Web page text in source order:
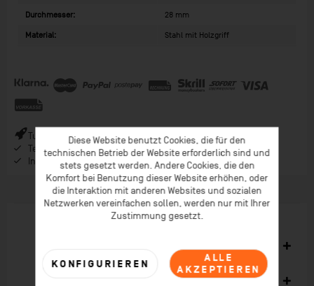
Durchmesser: 28 mm
Material: Stahl mit Holzgriff
Turbo-Versand (*) bei Bestellungen bis 9 Uhr (* Lagerware)
Telefonberatung ab 08:00 Uhr Früh (Mo-Fr)
Inspiration im Coaching-Magazin & Newsletter
Kunden kauften auch
Diese Website benutzt Cookies, die für den
technischen Betrieb der Website erforderlich sind und
stets gesetzt werden. Andere Cookies, die den
Komfort bei Benutzung dieser Website erhöhen, oder
die Interaktion mit anderen Websites und sozialen
Netzwerken vereinfachen sollen, werden nur mit Ihrer
Zustimmung gesetzt.
ALLE
AKZEPTIEREN
KONFIGURIEREN